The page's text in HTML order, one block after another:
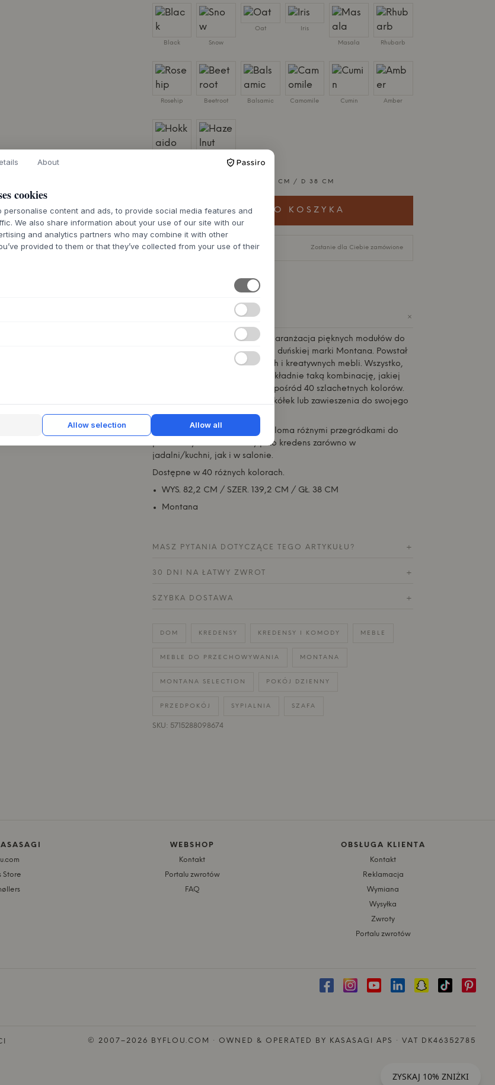
Black Snow
Oat Iris
Masala Rhubarb
Rosehip Beetroot Balsamic Camomile Cumin Amber
Hazelnut
H 82.2 CM / W 139.2 CM / D 38 CM
DODAJ DO KOSZYKA
Czas dostawy 6-8 tygodni Zostanie dla Ciebie zamówione
+
Selection to gotowa aranżacja pięknych modułów do
przechowywania od klasycznej duńskiej marki Montana. Powstał
wybór pięknych, funkcjonalnych i kreatywnych mebli. Wszystko,
co musisz zrobić, to wybrać dokładnie taką kombinację, jakiej
potrzebujesz, a także wybrać spośród 40 szlachetnych kolorów.
Czy potrzebujesz nóg, cokołu, kółek lub zawieszenia do swojego
modułu?
COUPLE to piękny moduł z wieloma różnymi przegródkami do
przechowywania - idealny jako kredens zarówno w
jadalni/kuchni, jak i w salonie.
Dostępne w 40 różnych kolorach.
WYS. 82,2 CM / SZER. 139,2 CM / GŁ. 38 CM
Montana
MASZ PYTANIA DOTYCZĄCE TEGO ARTYKUŁU? +
30 DNI NA ŁATWY ZWROT +
SZYBKA DOSTAWA +
DOM KREDENSY KREDENSY I KOMODY MEBLE
MEBLE DO PRZECHOWYWANIA MONTANA
MONTANA SELECTION POKÓJ DZIENNY
PRZEDPOKÓJ SYPIALNIA SZAFA
SKU: 5715288098674
Store
WEBSHOP
Kontakt
Portalu zwrotów
FAQ
OBSŁUGA KLIENTA
Kontakt
Reklamacja
Wymiana
Wysyłka
Zwroty
Portalu zwrotów
© 2007–2026 BYFLOU.COM · OWNED & OPERATED BY KASASAGI APS · VAT DK46352785
ZYSKAJ 10% ZNIŻKI
About
cookies
personalise content and ads, to provide social media features and
We also share information about your use of our site with our
and analytics partners who may combine it with other
provided to them or that they’ve collected from your use of their
Allow selection Allow all